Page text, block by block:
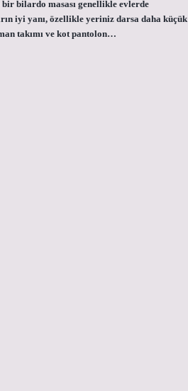
bilardo masası genellikle evlerde
iyi yanı, özellikle yeriniz darsa daha küçük
takımı ve kot pantolon…